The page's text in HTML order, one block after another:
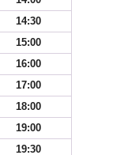
14:30
15:00
16:00
17:00
18:00
19:00
19:30